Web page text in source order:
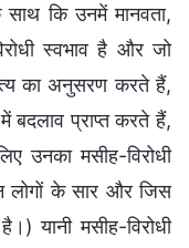
कि उनमें मानवता,
स्वभाव है और जो
का अनुसरण करते हैं,
प्राप्त करते हैं,
उनका मसीह-विरोधी
लोगों के सार और जिस
यानी मसीह-विरोधी